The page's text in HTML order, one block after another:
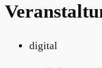
digital